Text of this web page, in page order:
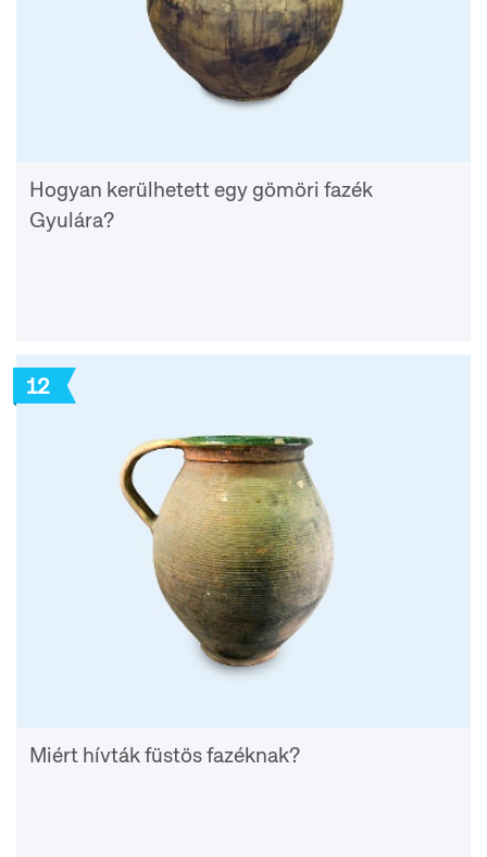
Hogyan kerülhetett egy gömöri fazék
Gyulára?
12
Miért hívták füstös fazéknak?